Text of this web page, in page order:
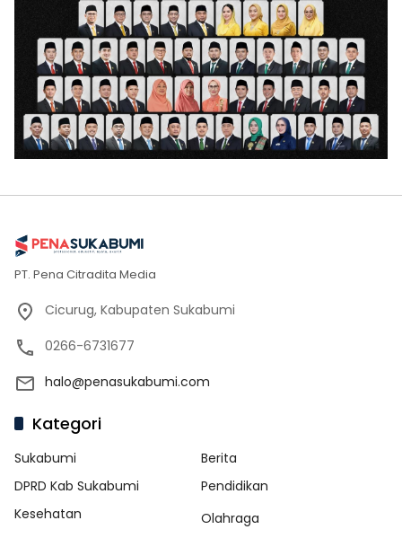
PT. Pena Citradita Media
Cicurug, Kabupaten Sukabumi
0266-6731677
halo@penasukabumi.com
Kategori
Sukabumi
Berita
DPRD Kab Sukabumi
Pendidikan
Kesehatan
Olahraga